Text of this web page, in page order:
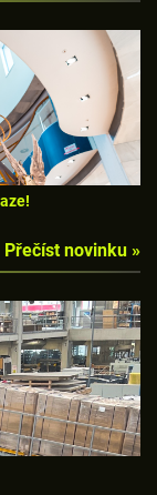
Přečíst novinku »